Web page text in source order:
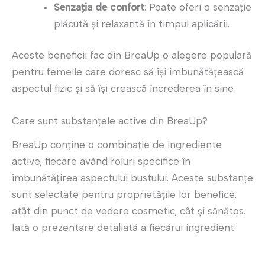
Senzația de confort: Poate oferi o senzație
plăcută și relaxantă în timpul aplicării.
Aceste beneficii fac din BreaUp o alegere populară
pentru femeile care doresc să își îmbunătățească
aspectul fizic și să își crească încrederea în sine.
Care sunt substanțele active din BreaUp?
BreaUp conține o combinație de ingrediente
active, fiecare având roluri specifice în
îmbunătățirea aspectului bustului. Aceste substanțe
sunt selectate pentru proprietățile lor benefice,
atât din punct de vedere cosmetic, cât și sănătos.
Iată o prezentare detaliată a fiecărui ingredient: